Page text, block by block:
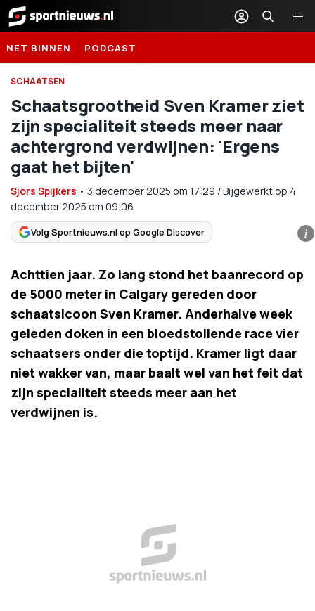
Sportnieuws.nl
NET BINNEN PODCAST
SCHAATSEN
Schaatsgrootheid Sven Kramer ziet
zijn specialiteit steeds meer naar
achtergrond verdwijnen: 'Ergens
gaat het bijten'
Sjors Spijkers • 3 december 2025 om 17:29 /Bijgewerkt op 4
december 2025 om 09:06
Volg Sportnieuws.nl op Google Discover i
Achttien jaar. Zo lang stond het baanrecord op
de 5000 meter in Calgary gereden door
schaatsicoon Sven Kramer. Anderhalve week
geleden doken in een bloedstollende race vier
schaatsers onder die toptijd. Kramer ligt daar
niet wakker van, maar baalt wel van het feit dat
zijn specialiteit steeds meer aan het
verdwijnen is.